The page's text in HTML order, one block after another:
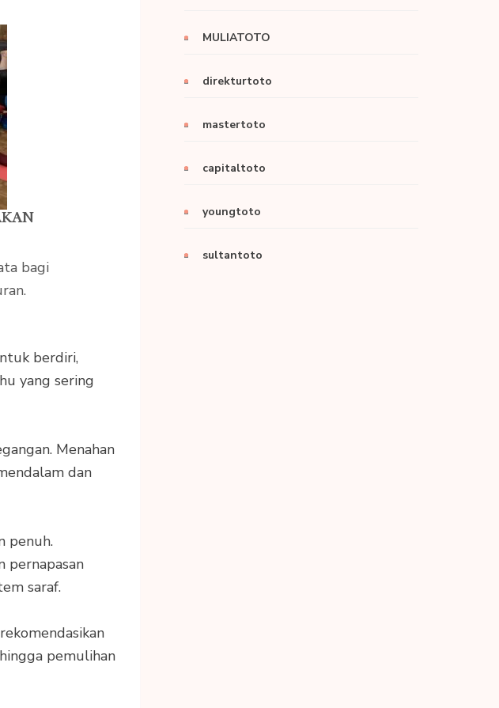
bagi
berdiri,
yang sering
Menahan
dan
penuh.
pernapasan
saraf.
pemulihan
MULIATOTO
direkturtoto
mastertoto
capitaltoto
youngtoto
sultantoto